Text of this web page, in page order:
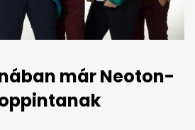
már Neoton-